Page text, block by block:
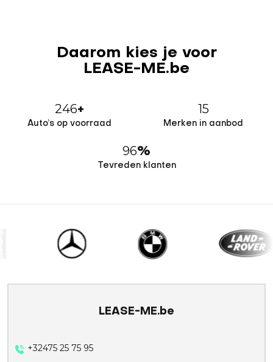
Daarom kies je voor
LEASE-ME.be
246+
Auto’s op voorraad
15
Merken in aanbod
96%
Tevreden klanten
LEASE-ME.be
+32475 25 75 95